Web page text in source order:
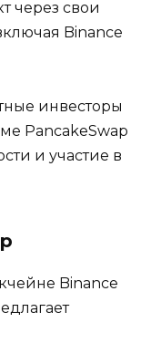
через свои
Binance
инвесторы
PancakeSwap
и участие в
Binance